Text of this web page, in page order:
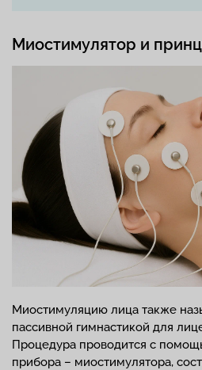
Миостимулятор и
Миостимуляцию лица также
пассивной гимнастикой для
Процедура проводится с
прибора – миостимулятора,